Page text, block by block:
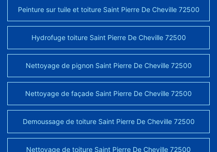
Peinture sur tuile et toiture Saint Pierre De Cheville 72500
Hydrofuge toiture Saint Pierre De Cheville 72500
Nettoyage de pignon Saint Pierre De Cheville 72500
Nettoyage de façade Saint Pierre De Cheville 72500
Demoussage de toiture Saint Pierre De Cheville 72500
Nettoyage de toiture Saint Pierre De Cheville 72500